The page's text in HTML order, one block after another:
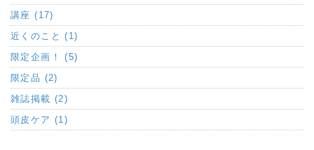
講座 (17)
近くのこと (1)
限定企画！ (5)
限定品 (2)
雑誌掲載 (2)
頭皮ケア (1)